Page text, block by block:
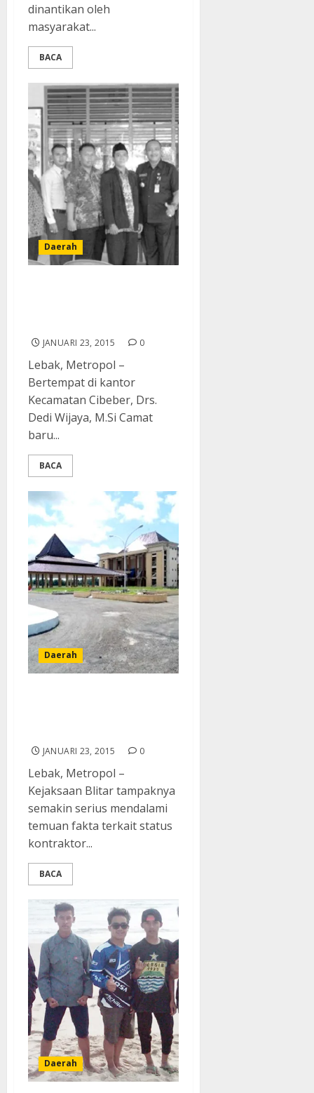
dinantikan oleh
masyarakat...
BACA
Daerah
JANUARI 23, 2015 0
Lebak, Metropol –
Bertempat di kantor
Kecamatan Cibeber, Drs.
Dedi Wijaya, M.Si Camat
baru...
BACA
Daerah
JANUARI 23, 2015 0
Lebak, Metropol –
Kejaksaan Blitar tampaknya
semakin serius mendalami
temuan fakta terkait status
kontraktor...
BACA
Daerah